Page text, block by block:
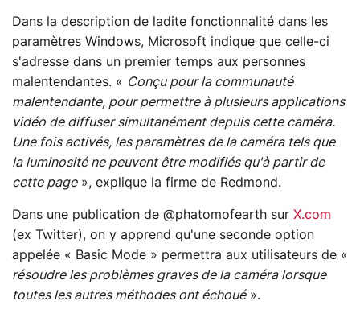
Dans la description de ladite fonctionnalité dans les
paramètres Windows, Microsoft indique que celle-ci
s'adresse dans un premier temps aux personnes
malentendantes. « Conçu pour la communauté
malentendante, pour permettre à plusieurs applications
vidéo de diffuser simultanément depuis cette caméra.
Une fois activés, les paramètres de la caméra tels que
la luminosité ne peuvent être modifiés qu'à partir de
cette page», explique la firme de Redmond.
Dans une publication de @phatomofearth sur X.com
(ex Twitter), on y apprend qu'une seconde option
appelée « Basic Mode » permettra aux utilisateurs de «
résoudre les problèmes graves de la caméra lorsque
toutes les autres méthodes ont échoué».